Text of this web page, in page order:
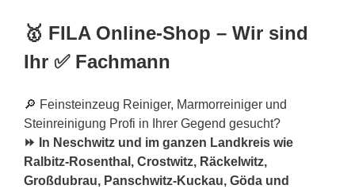
🥇 FILA Online-Shop – Wir sind
Ihr ✅ Fachmann
🔎 Feinsteinzeug Reiniger, Marmorreiniger und
Steinreinigung Profi in Ihrer Gegend gesucht?
⏩ In Neschwitz und im ganzen Landkreis wie
Ralbitz-Rosenthal, Crostwitz, Räckelwitz,
Großdubrau, Panschwitz-Kuckau, Göda und